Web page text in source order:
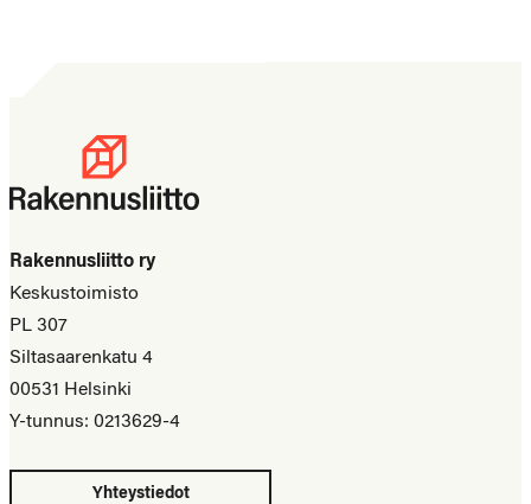
Rakennusliitto ry
Keskustoimisto
PL 307
Siltasaarenkatu 4
00531 Helsinki
Y-tunnus: 0213629-4
Yhteystiedot